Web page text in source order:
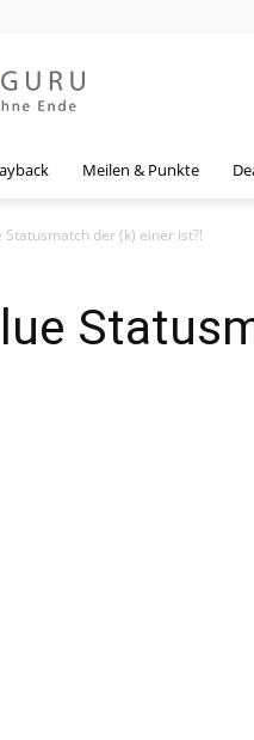
Meilen & Punkte
Statusmatch der (k) einer ist?!